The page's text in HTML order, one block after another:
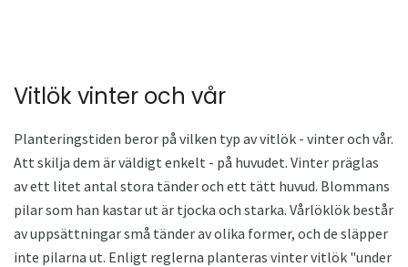
Vitlök vinter och vår
Planteringstiden beror på vilken typ av vitlök - vinter och vår.
Att skilja dem är väldigt enkelt - på huvudet. Vinter präglas
av ett litet antal stora tänder och ett tätt huvud. Blommans
pilar som han kastar ut är tjocka och starka. Vårlöklök består
av uppsättningar små tänder av olika former, och de släpper
inte pilarna ut. Enligt reglerna planteras vinter vitlök "under